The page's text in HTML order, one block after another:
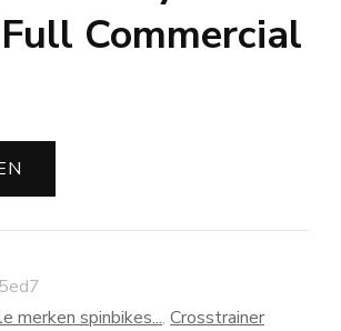
Commercial
merken spinbikes..., Crosstrainer